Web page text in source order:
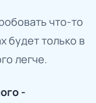
что-то
будет только в
легче.
-